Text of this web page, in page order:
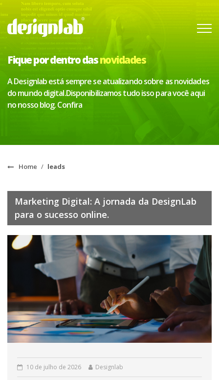
Fique por dentro dasnovidades
A Designlab está sempre se atualizando sobre as novidades
do mundo digital.Disponibilizamos tudo isso para você aqui
no nosso blog. Confira
Home / leads
Marketing Digital: A jornada da DesignLab
para o sucesso online.
10 de julho de 2026 Designlab